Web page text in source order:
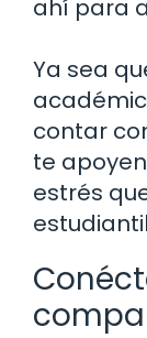
ahí para
Ya sea
contar
te
estrés